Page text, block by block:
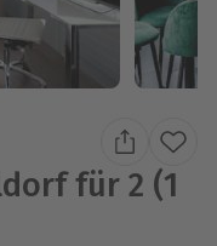
für 2 (1